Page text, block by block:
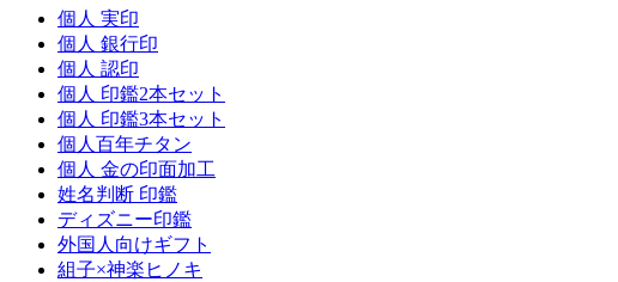
個人 実印
個人 銀行印
個人 認印
個人 印鑑2本セット
個人 印鑑3本セット
個人百年チタン
個人 金の印面加工
姓名判断 印鑑
ディズニー印鑑
外国人向けギフト
組子×神楽ヒノキ